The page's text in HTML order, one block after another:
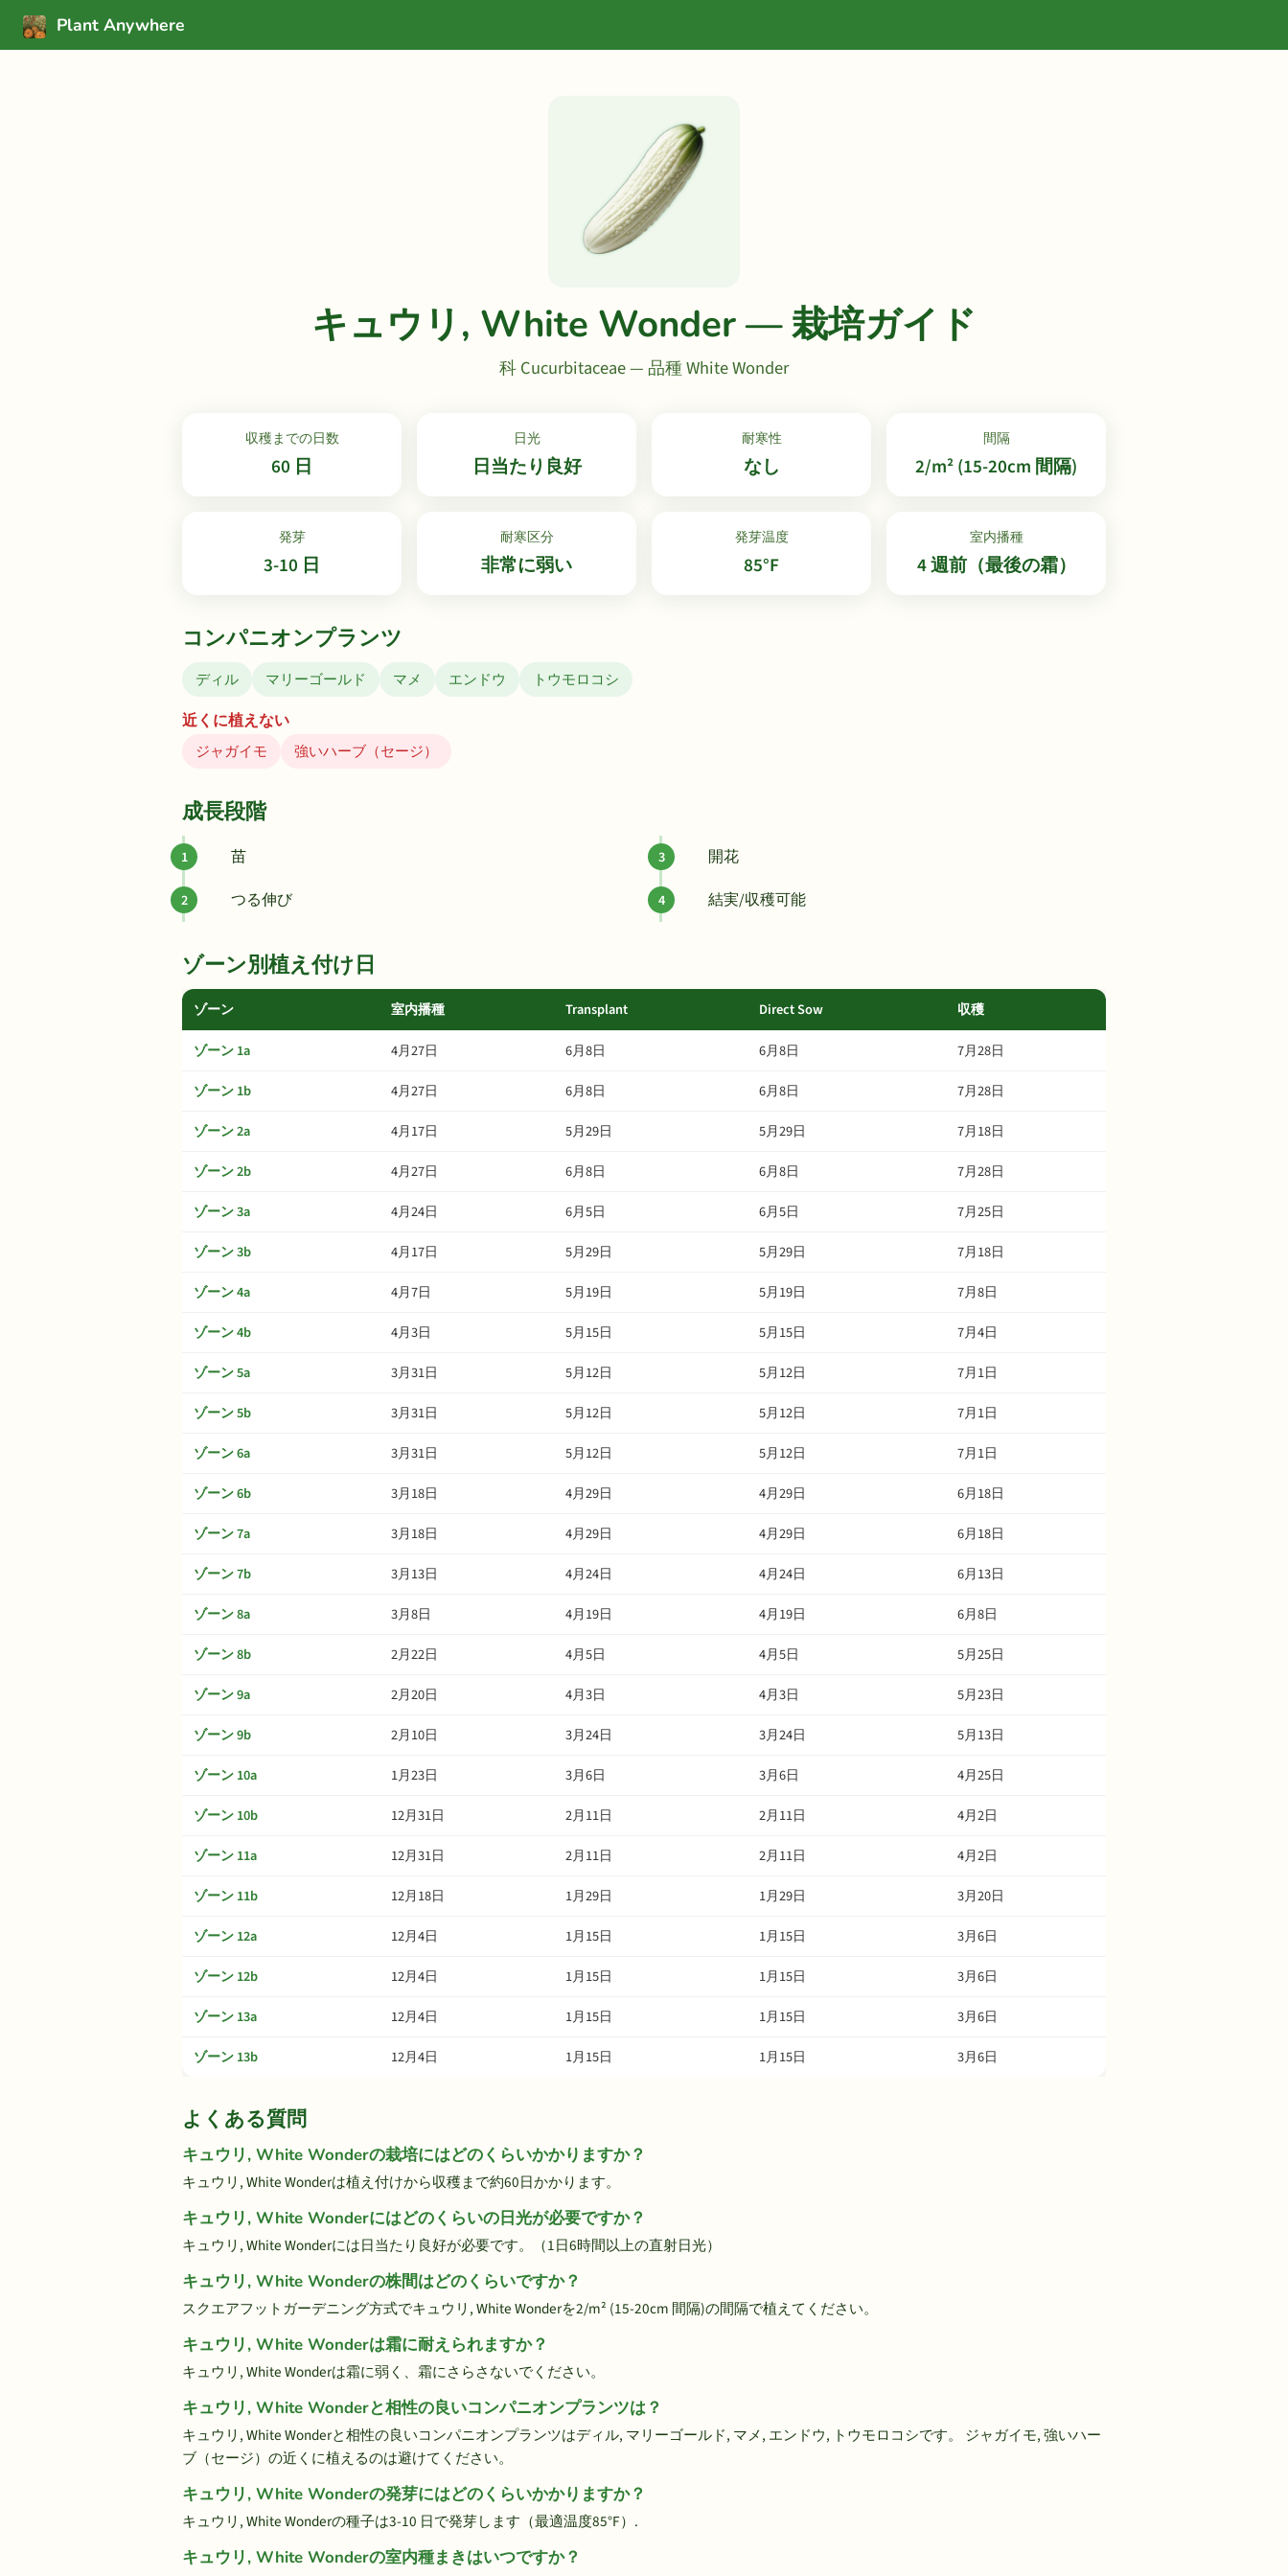
Plant Anywhere
キュウリ, White Wonder — 栽培ガイド
科 Cucurbitaceae — 品種 White Wonder
収穫までの日数
60 日
日光
日当たり良好
耐寒性
なし
間隔
2/m² (15-20cm 間隔)
発芽
3-10 日
耐寒区分
非常に弱い
発芽温度
85°F
室内播種
4 週前（最後の霜）
コンパニオンプランツ
ディル マリーゴールド マメ エンドウ
トウモロコシ
近くに植えない
ジャガイモ
強いハーブ（セージ）
成長段階
苗
つる伸び
開花
結実/収穫可能
ゾーン別植え付け日
ゾーン 室内播種 Transplant Direct Sow 収穫
ゾーン 1a 4月27日 6月8日 6月8日
7月28日
ゾーン 1b
4月27日 6月8日 6月8日
7月28日
ゾーン 2a
4月17日 5月29日 5月29日
7月18日
ゾーン 2b
4月27日 6月8日 6月8日
7月28日
ゾーン 3a
4月24日 6月5日 6月5日
7月25日
ゾーン 3b
4月17日 5月29日 5月29日
7月18日
ゾーン 4a
4月7日 5月19日 5月19日
7月8日
ゾーン 4b
4月3日 5月15日 5月15日
7月4日
ゾーン 5a
3月31日 5月12日 5月12日
7月1日
ゾーン 5b
3月31日 5月12日 5月12日
7月1日
ゾーン 6a
3月31日 5月12日 5月12日
7月1日
ゾーン 6b
3月18日 4月29日 4月29日
6月18日
ゾーン 7a
3月18日 4月29日 4月29日
6月18日
ゾーン 7b
3月13日 4月24日 4月24日
6月13日
ゾーン 8a
3月8日 4月19日 4月19日
6月8日
ゾーン 8b
2月22日 4月5日 4月5日
5月25日
ゾーン 9a
2月20日 4月3日 4月3日
5月23日
ゾーン 9b
2月10日 3月24日 3月24日
5月13日
ゾーン 10a
1月23日 3月6日 3月6日
4月25日
ゾーン 10b
12月31日 2月11日 2月11日
4月2日
ゾーン 11a
12月31日 2月11日 2月11日
4月2日
ゾーン 11b
12月18日 1月29日 1月29日
3月20日
ゾーン 12a
12月4日 1月15日 1月15日
3月6日
ゾーン 12b
12月4日 1月15日 1月15日
3月6日
ゾーン 13a
12月4日 1月15日 1月15日
3月6日
ゾーン 13b
12月4日 1月15日 1月15日 3月6日
よくある質問
キュウリ, White Wonderの栽培にはどのくらいかかりますか？
キュウリ, White Wonderは植え付けから収穫まで約60日かかります。
キュウリ, White Wonderにはどのくらいの日光が必要ですか？
キュウリ, White Wonderには日当たり良好が必要です。（1日6時間以上の直射日光）
キュウリ, White Wonderの株間はどのくらいですか？
スクエアフットガーデニング方式でキュウリ, White Wonderを2/m² (15-20cm 間隔)の間隔で植えてください。
キュウリ, White Wonderは霜に耐えられますか？
キュウリ, White Wonderは霜に弱く、霜にさらさないでください。
キュウリ, White Wonderと相性の良いコンパニオンプランツは？
キュウリ, White Wonderと相性の良いコンパニオンプランツはディル, マリーゴールド, マメ, エンドウ, トウモロコシです。 ジャガイモ, 強いハー
ブ（セージ）の近くに植えるのは避けてください。
キュウリ, White Wonderの発芽にはどのくらいかかりますか？
キュウリ, White Wonderの種子は3-10 日で発芽します（最適温度85°F）.
キュウリ, White Wonderの室内種まきはいつですか？